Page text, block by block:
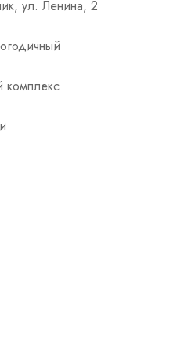
ул. Ленина, 2
комплекс